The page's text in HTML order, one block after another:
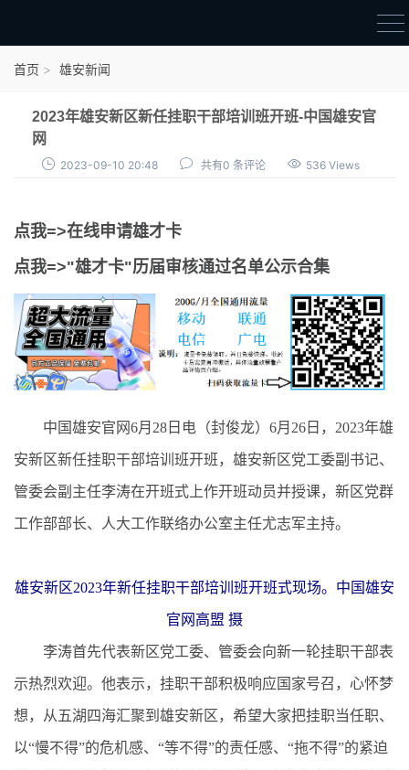
审核通过公示
首页 雄安新闻
2023年雄安新区新任挂职干部培训班开班-中国雄安官
网
2023-09-10 20:48 共有0 条评论 536 Views
点我=>在线申请雄才卡
点我=>"雄才卡"历届审核通过名单公示合集
中国雄安官网6月28日电（封俊龙）6月26日，2023年雄
安新区新任挂职干部培训班开班，雄安新区党工委副书记、
管委会副主任李涛在开班式上作开班动员并授课，新区党群
工作部部长、人大工作联络办公室主任尤志军主持。
雄安新区2023年新任挂职干部培训班开班式现场。中国雄安
官网高盟 摄
李涛首先代表新区党工委、管委会向新一轮挂职干部表
示热烈欢迎。他表示，挂职干部积极响应国家号召，心怀梦
想，从五湖四海汇聚到雄安新区，希望大家把挂职当任职、
以“慢不得”的危机感、“等不得”的责任感、“拖不得”的紧迫